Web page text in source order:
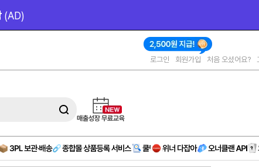
(AD)
로그인 회원가입 처음 오셨어요?